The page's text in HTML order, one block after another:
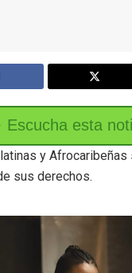
y Afrocaribeñas
sus derechos.